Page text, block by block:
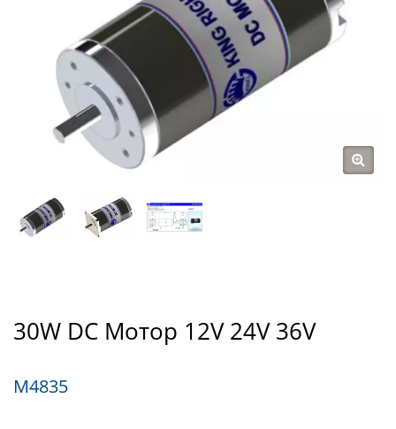
30W DC Мотор 12V 24V 36V
M4835